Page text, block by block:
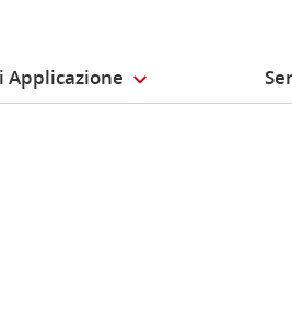
Applicazione